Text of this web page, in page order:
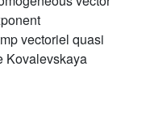
vectoriel quasi
Kovalevskaya